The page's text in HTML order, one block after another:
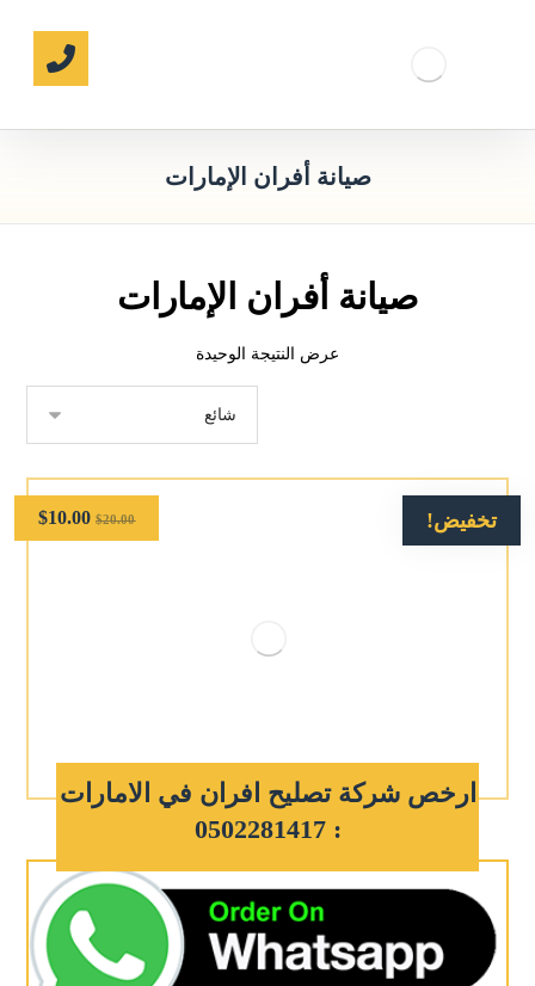
صيانة أفران الإمارات
صيانة أفران الإمارات
عرض النتيجة الوحيدة
تخفيض!
ارخص شركة تصليح افران في الامارات
: 0502281417
$20.00
$10.00